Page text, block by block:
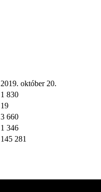
2019. október 20.
1 830
19
3 660
1 346
145 281